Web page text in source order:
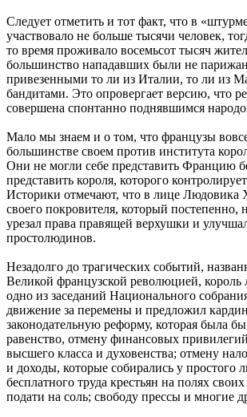
Следует отметить и тот факт, что в
участвовало не больше тысячи человек,
то время проживало восемьсот тысяч
большинство нападавших были не
привезенными то ли из Италии, то ли из
бандитами. Это опровергает версию, что
совершена спонтанно поднявшимся
Мало мы знаем и о том, что французы
большинстве своем против института
Они не могли себе представить Францию
представить короля, которого
Историки отмечают, что в лице Людовика
своего покровителя, который постепенно,
урезал права правящей верхушки и
простолюдинов.
Незадолго до трагических событий,
Великой французской революцией,
одно из заседаний Национального
движение за перемены и предложил
законодательную реформу, которая была
равенство, отмену финансовых
высшего класса и духовенства; отмену
и доходы, которые собирались у простого
бесплатного труда крестьян на полях
подати на соль; свободу прессы и многие